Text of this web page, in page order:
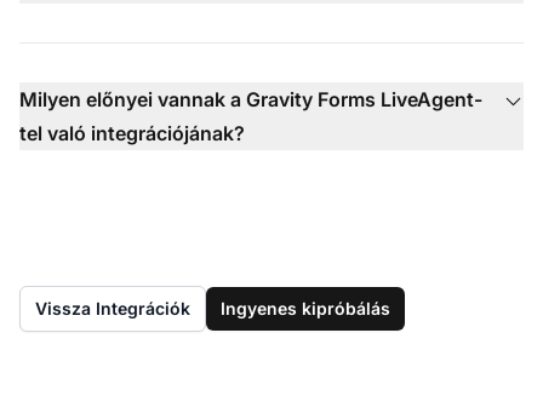
Milyen előnyei vannak a Gravity Forms LiveAgent-
tel való integrációjának?
Vissza Integrációk Ingyenes kipróbálás